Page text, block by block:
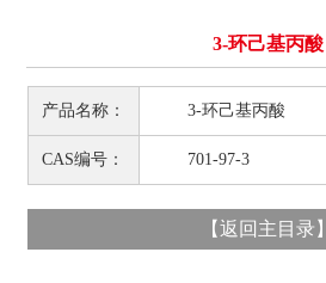
3-环己基丙酸
产品名称： 3-环己基丙酸
CAS编号： 701-97-3
【返回主目录 】